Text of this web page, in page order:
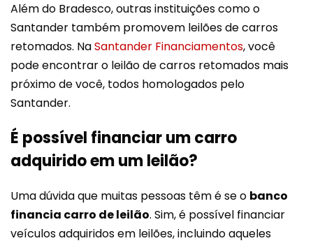
Além do Bradesco, outras instituições como o
Santander também promovem leilões de carros
retomados. NaSantander Financiamentos, você
pode encontrar o leilão de carros retomados mais
próximo de você, todos homologados pelo
Santander​​.
É possível financiar um carro
adquirido em um leilão?
Uma dúvida que muitas pessoas têm é se o banco
financia carro de leilão. Sim, é possível financiar
veículos adquiridos em leilões, incluindo aqueles